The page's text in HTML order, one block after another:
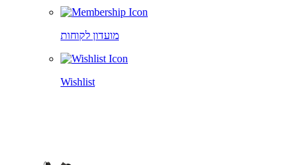
מועדון לקוחות
Wishlist